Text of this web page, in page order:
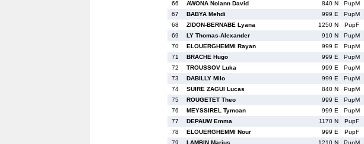
66
AWONA Nolann David 840 N PupM
67
BABYA Mehdi 999 E PupM
68
ZIDON-BERNABE Lyana 1250 N PupF
69
LY Thomas-Alexander 910 N PupM
70
ELOUERGHEMMI Rayan 999 E PupM
71
BRACHE Hugo 999 E PupM
72
TROUSSOV Luka 999 E PupM
73
DABILLY Milo 999 E PupM
74
SUIRE ZAGUI Lucas 840 N PupM
75
ROUGETET Theo 999 E PupM
76
MEYSSIREL Tymoan 999 E PupM
77
DEPAUW Emma 1170 N PupF
78
ELOUERGHEMMI Nour 999 E PupF
79
LAMBIN Marius 1210 N PupM